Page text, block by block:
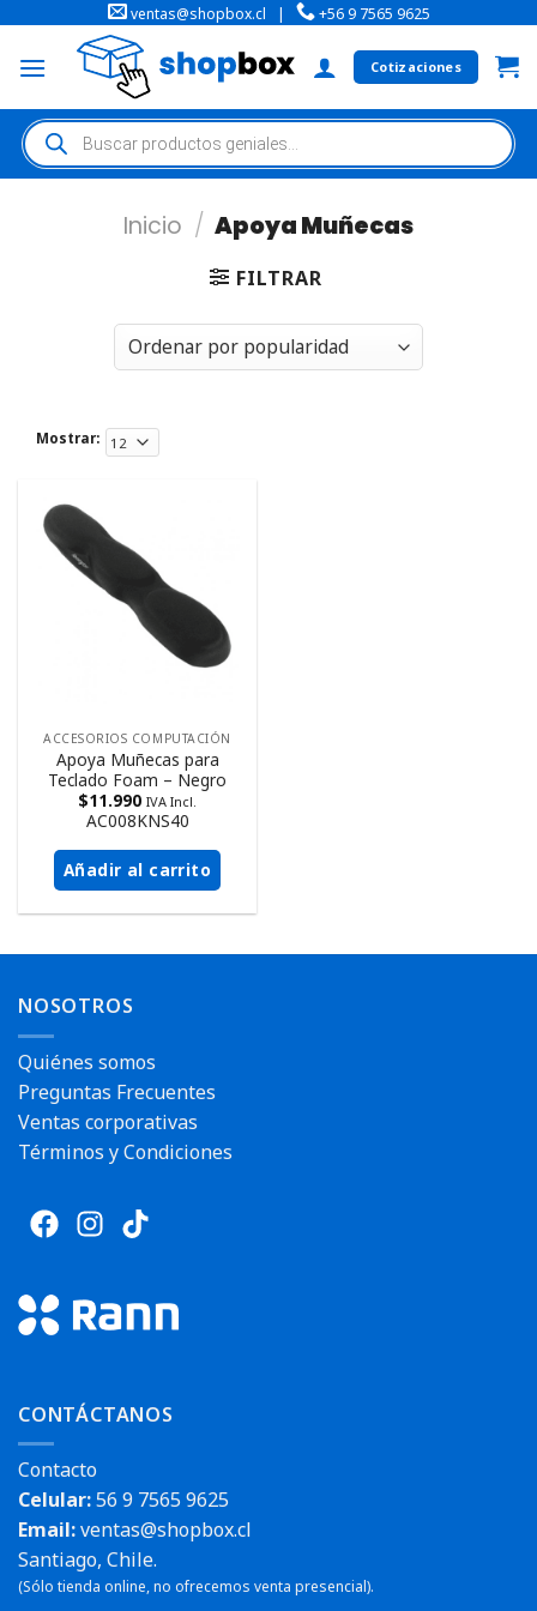
ventas@shopbox.cl | +56 9 7565 9625
Cotizaciones
Inicio / Apoya Muñecas
FILTRAR
Mostrar:
ACCESORIOS COMPUTACIÓN
Apoya Muñecas para
Teclado Foam – Negro
$11.990 IVA Incl.
AC008KNS40
Añadir al carrito
NOSOTROS
Quiénes somos
Preguntas Frecuentes
Ventas corporativas
Términos y Condiciones
CONTÁCTANOS
Contacto
Celular:56 9 7565 9625
Email:ventas@shopbox.cl
Santiago, Chile.
(Sólo tienda online, no ofrecemos venta presencial).